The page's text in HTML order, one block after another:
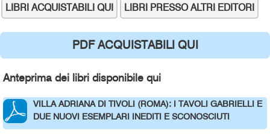
LIBRI ACQUISTABILI QUI
LIBRI PRESSO ALTRI EDITORI
PDF ACQUISTABILI QUI
Anteprima dei libri disponibile qui
VILLA ADRIANA DI TIVOLI (ROMA): I TAVOLI GABRIELLI E
DUE NUOVI ESEMPLARI INEDITI E SCONOSCIUTI